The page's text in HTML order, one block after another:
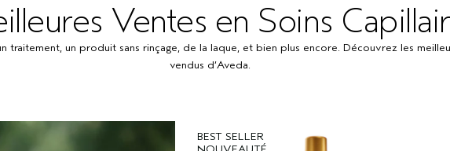
Ventes en Soins
traitement, un produit sans rinçage, de la laque, et bien plus encore. Découvrez les
vendus d’Aveda.
BEST SELLER